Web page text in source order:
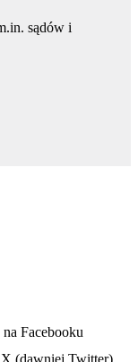
sądów i
Facebooku